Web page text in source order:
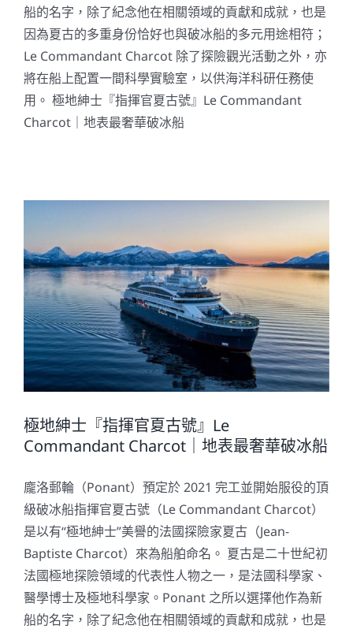
船的名字，除了紀念他在相關領域的貢獻和成就，也是
因為夏古的多重身份恰好也與破冰船的多元用途相符；
Le Commandant Charcot 除了探險觀光活動之外，亦
將在船上配置一間科學實驗室，以供海洋科研任務使
用。 極地紳士『指揮官夏古號』Le Commandant
Charcot｜地表最奢華破冰船
極地紳士『指揮官夏古號』Le
Commandant Charcot｜地表最奢華破冰船
龐洛郵輪（Ponant）預定於 2021 完工並開始服役的頂
級破冰船指揮官夏古號（Le Commandant Charcot）
是以有“極地紳士”美譽的法國探險家夏古（Jean-
Baptiste Charcot）來為船舶命名。 夏古是二十世紀初
法國極地探險領域的代表性人物之一，是法國科學家、
醫學博士及極地科學家。Ponant 之所以選擇他作為新
船的名字，除了紀念他在相關領域的貢獻和成就，也是